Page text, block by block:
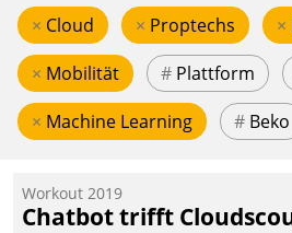
× Cloud × Proptechs ×
× Mobilität # Plattform
× Machine Learning # Beko
Workout 2019
Chatbot trifft